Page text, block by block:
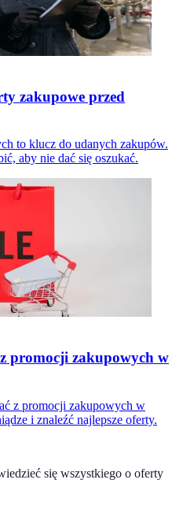
zakupowe przed
to klucz do udanych zakupów.
aby nie dać się oszukać.
promocji zakupowych w
z promocji zakupowych w
i znaleźć najlepsze oferty.
się wszystkiego o oferty